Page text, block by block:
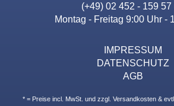
(+49) 02 452 - 159 57
Montag - Freitag 9:00 Uhr -
IMPRESSUM
DATENSCHUTZ
AGB
* = Preise incl. MwSt. und zzgl. Versandkosten &